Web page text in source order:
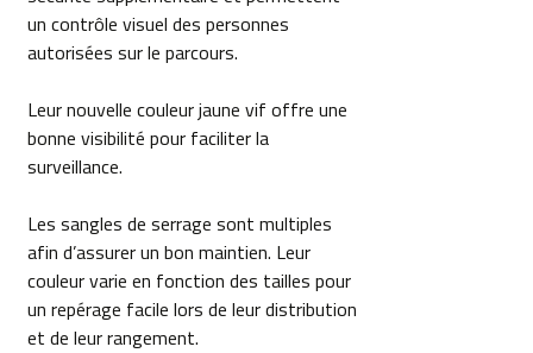
un contrôle visuel des personnes
autorisées sur le parcours.
Leur nouvelle couleur jaune vif offre une
bonne visibilité pour faciliter la
surveillance.
Les sangles de serrage sont multiples
afin d’assurer un bon maintien. Leur
couleur varie en fonction des tailles pour
un repérage facile lors de leur distribution
et de leur rangement.